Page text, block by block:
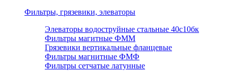
Фильтры, грязевики, элеваторы
Элеваторы водоструйные стальные 40с10бк
Фильтры магитные ФММ
Грязевики вертикальные фланцевые
Фильтры магнитные ФМФ
Фильтры сетчатые латунные